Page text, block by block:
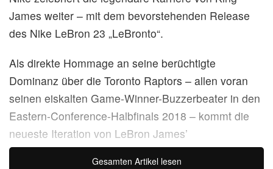
James weiter – mit dem bevorstehenden Release
des Nike LeBron 23 „LeBronto“.
Als direkte Hommage an seine berüchtigte
Dominanz über die Toronto Raptors – allen voran
seinen eiskalten Game-Winner-Buzzerbeater in den
Eastern-Conference-Halbfinals 2018 – kommt die
neueste Iteration von LeBron James’
Signaturesilhouette mit einer ordentlichen Portion
Gesamten Artikel lesen